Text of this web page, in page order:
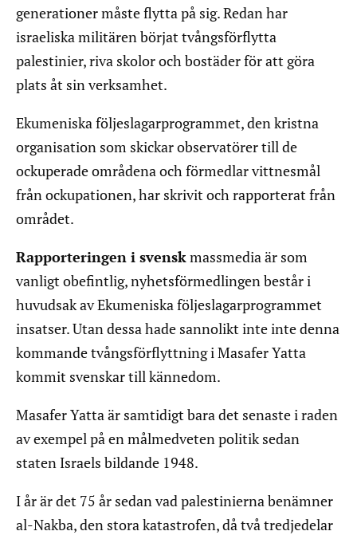
generationer måste flytta på sig. Redan har
israeliska militären börjat tvångsförflytta
palestinier, riva skolor och bostäder för att göra
plats åt sin verksamhet.
Ekumeniska följeslagarprogrammet, den kristna
organisation som skickar observatörer till de
ockuperade områdena och förmedlar vittnesmål
från ockupationen, har skrivit och rapporterat från
området.
Rapporteringen i svenskmassmedia är som
vanligt obefintlig, nyhetsförmedlingen består i
huvudsak av Ekumeniska följeslagarprogrammet
insatser. Utan dessa hade sannolikt inte inte denna
kommande tvångsförflyttning i Masafer Yatta
kommit svenskar till kännedom.
Masafer Yatta är samtidigt bara det senaste i raden
av exempel på en målmedveten politik sedan
staten Israels bildande 1948.
I år är det 75 år sedan vad palestinierna benämner
al-Nakba, den stora katastrofen, då två tredjedelar